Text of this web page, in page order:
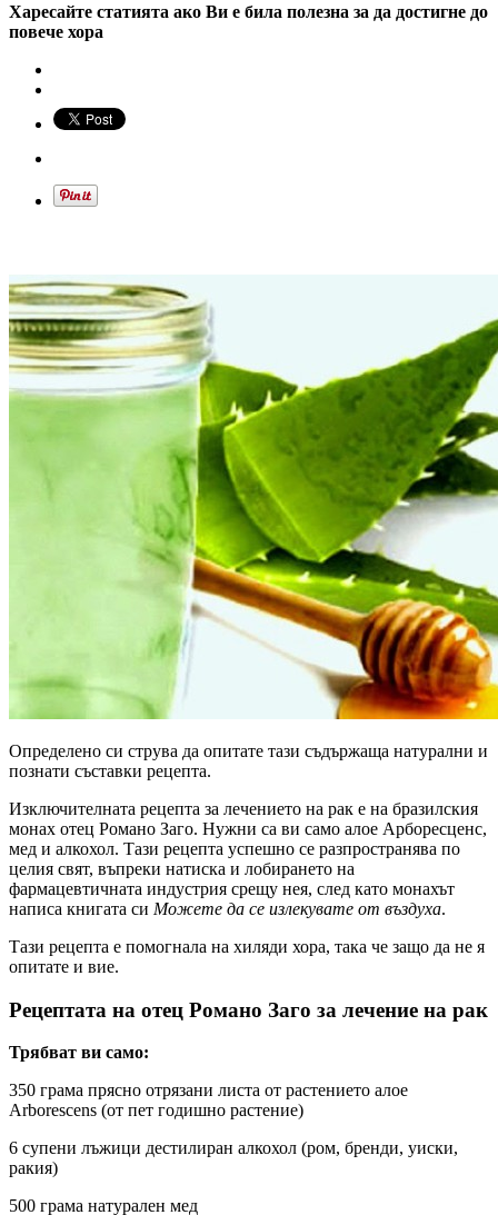
Харесайте статията ако Ви е била полезна за да достигне до
повече хора
Определено си струва да опитате тази съдържаща натурални и
познати съставки рецепта.
Изключителната рецепта за лечението на рак е на бразилския
монах отец Романо Заго. Нужни са ви само алое Арборесценс,
мед и алкохол. Тази рецепта успешно се разпространява по
целия свят, въпреки натиска и лобирането на
фармацевтичната индустрия срещу нея, след като монахът
написа книгата си Можете да се излекувате от въздуха.
Тази рецепта е помогнала на хиляди хора, така че защо да не я
опитате и вие.
Рецептата на отец Романо Заго за лечение на рак
Трябват ви само:
350 грама прясно отрязани листа от растението алое
Arborescens (от пет годишно растение)
6 супени лъжици дестилиран алкохол (ром, бренди, уиски,
ракия)
500 грама натурален мед